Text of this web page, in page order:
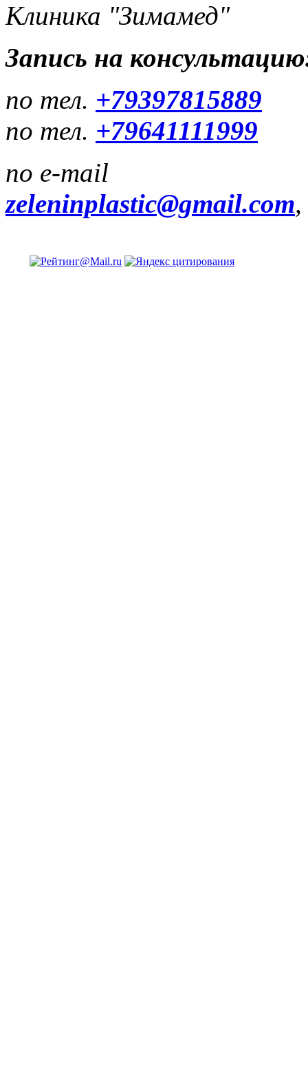
Клиника "Зимамед"
Запись на
по тел. +79397815889
по тел. +79641111999
по e-mail
zeleninplastic@gmail.com,